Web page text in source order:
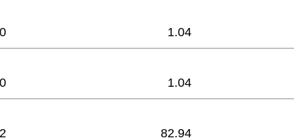
1.04
1.04
82.94